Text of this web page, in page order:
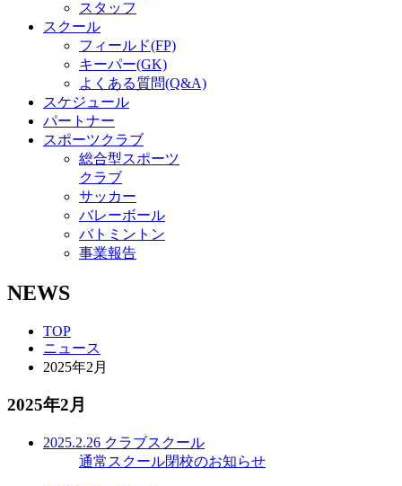
スタッフ
スクール
フィールド(FP)
キーパー(GK)
よくある質問(Q&A)
スケジュール
パートナー
スポーツクラブ
総合型スポーツ
クラブ
サッカー
バレーボール
バトミントン
事業報告
NEWS
TOP
ニュース
2025年2月
2025年2月
2025.2.26 クラブスクール
通常スクール閉校のお知らせ